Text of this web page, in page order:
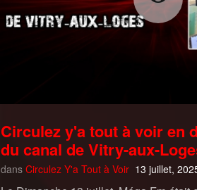
Circulez y'a tout à voir en
du canal de Vitry-aux-
dans Circulez Y'a Tout à Voir 13 juillet,